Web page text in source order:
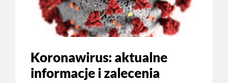
Koronawirus: aktualne
informacje i zalecenia